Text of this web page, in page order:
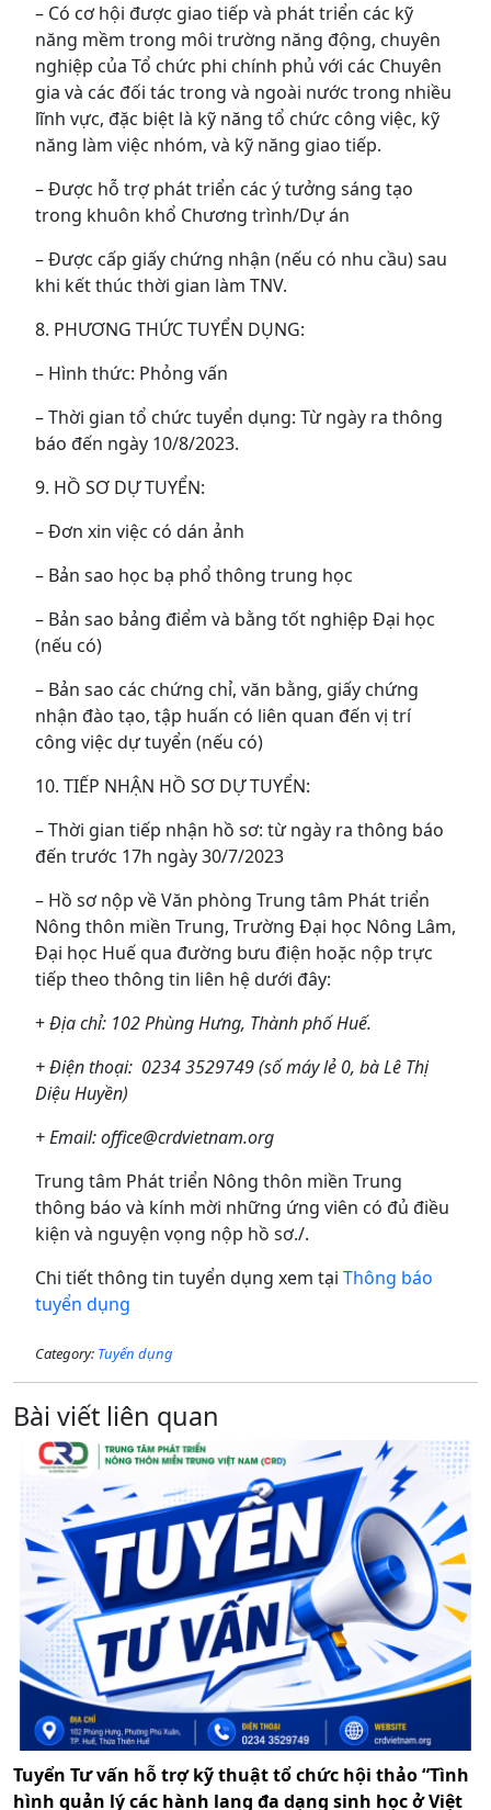
– Có cơ hội được giao tiếp và phát triển các kỹ
năng mềm trong môi trường năng động, chuyên
nghiệp của Tổ chức phi chính phủ với các Chuyên
gia và các đối tác trong và ngoài nước trong nhiều
lĩnh vực, đặc biệt là kỹ năng tổ chức công việc, kỹ
năng làm việc nhóm, và kỹ năng giao tiếp.
– Được hỗ trợ phát triển các ý tưởng sáng tạo
trong khuôn khổ Chương trình/Dự án
– Được cấp giấy chứng nhận (nếu có nhu cầu) sau
khi kết thúc thời gian làm TNV.
8. PHƯƠNG THỨC TUYỂN DỤNG:
– Hình thức: Phỏng vấn
– Thời gian tổ chức tuyển dụng: Từ ngày ra thông
báo đến ngày 10/8/2023.
9. HỒ SƠ DỰ TUYỂN:
– Đơn xin việc có dán ảnh
– Bản sao học bạ phổ thông trung học
– Bản sao bảng điểm và bằng tốt nghiệp Đại học
(nếu có)
– Bản sao các chứng chỉ, văn bằng, giấy chứng
nhận đào tạo, tập huấn có liên quan đến vị trí
công việc dự tuyển (nếu có)
10. TIẾP NHẬN HỒ SƠ DỰ TUYỂN:
– Thời gian tiếp nhận hồ sơ: từ ngày ra thông báo
đến trước 17h ngày 30/7/2023
– Hồ sơ nộp về Văn phòng Trung tâm Phát triển
Nông thôn miền Trung, Trường Đại học Nông Lâm,
Đại học Huế qua đường bưu điện hoặc nộp trực
tiếp theo thông tin liên hệ dưới đây:
+Địa chỉ: 102 Phùng Hưng, Thành phố Huế.
+ Điện thoại: 0234 3529749 (số máy lẻ 0, bà Lê Thị
Diệu Huyền)
+ Email: office@crdvietnam.org
Trung tâm Phát triển Nông thôn miền Trung
thông báo và kính mời những ứng viên có đủ điều
kiện và nguyện vọng nộp hồ sơ./.
Chi tiết thông tin tuyển dụng xem tại Thông báo
tuyển dụng
Category: Tuyển dụng
Bài viết liên quan
Tuyển Tư vấn hỗ trợ kỹ thuật tổ chức hội thảo “Tình
hình quản lý các hành lang đa dạng sinh học ở Việt